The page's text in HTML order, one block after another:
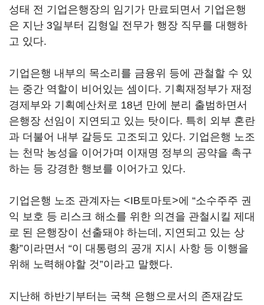
성태 전 기업은행장의 임기가 만료되면서 기업은행
은 지난 3일부터 김형일 전무가 행장 직무를 대행하
고 있다.
기업은행 내부의 목소리를 금융위 등에 관철할 수 있
는 중간 역할이 비어있는 셈이다. 기획재정부가 재정
경제부와 기획예산처로 18년 만에 분리 출범하면서
은행장 선임이 지연되고 있는 탓이다. 특히 외부 혼란
과 더불어 내부 갈등도 고조되고 있다. 기업은행 노조
는 천막 농성을 이어가며 이재명 정부의 공약을 촉구
하는 등 강경한 행보를 이어가고 있다.
기업은행 노조 관계자는 <IB토마토>에 “소수주주 권
익 보호 등 리스크 해소를 위한 의견을 관철시킬 제대
로 된 은행장이 선출돼야 하는데, 지연되고 있는 상
황”이라면서 “이 대통령의 공개 지시 사항 등 이행을
위해 노력해야할 것”이라고 말했다.
지난해 하반기부터는 국책 은행으로서의 존재감도